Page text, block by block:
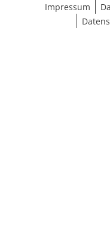
Impressum